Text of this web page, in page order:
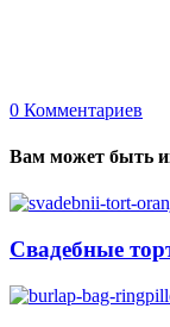
0 Комментариев
Вам может быть
Свадебные